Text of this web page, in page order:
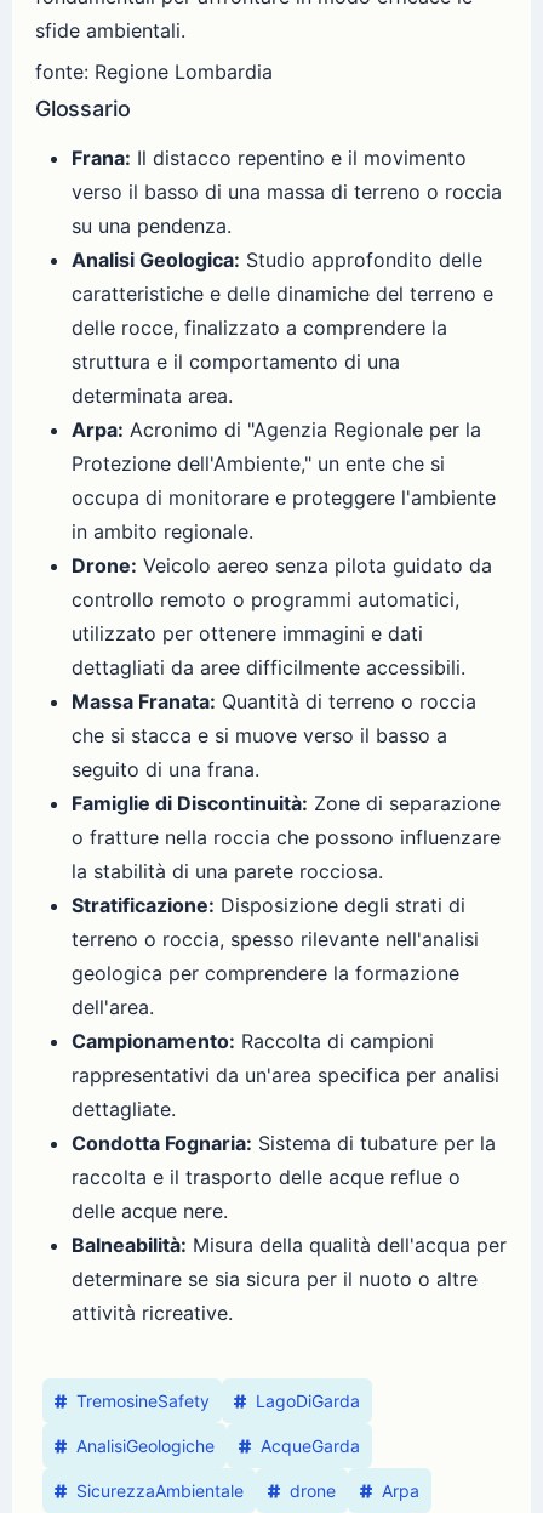
sfide ambientali.
fonte: Regione Lombardia
Glossario
Frana: Il distacco repentino e il movimento
verso il basso di una massa di terreno o roccia
su una pendenza.
Analisi Geologica: Studio approfondito delle
caratteristiche e delle dinamiche del terreno e
delle rocce, finalizzato a comprendere la
struttura e il comportamento di una
determinata area.
Arpa: Acronimo di "Agenzia Regionale per la
Protezione dell'Ambiente," un ente che si
occupa di monitorare e proteggere l'ambiente
in ambito regionale.
Drone: Veicolo aereo senza pilota guidato da
controllo remoto o programmi automatici,
utilizzato per ottenere immagini e dati
dettagliati da aree difficilmente accessibili.
Massa Franata: Quantità di terreno o roccia
che si stacca e si muove verso il basso a
seguito di una frana.
Famiglie di Discontinuità: Zone di separazione
o fratture nella roccia che possono influenzare
la stabilità di una parete rocciosa.
Stratificazione: Disposizione degli strati di
terreno o roccia, spesso rilevante nell'analisi
geologica per comprendere la formazione
dell'area.
Campionamento: Raccolta di campioni
rappresentativi da un'area specifica per analisi
dettagliate.
Condotta Fognaria: Sistema di tubature per la
raccolta e il trasporto delle acque reflue o
delle acque nere.
Balneabilità: Misura della qualità dell'acqua per
determinare se sia sicura per il nuoto o altre
attività ricreative.
TremosineSafety LagoDiGarda
AnalisiGeologiche AcqueGarda
SicurezzaAmbientale drone Arpa